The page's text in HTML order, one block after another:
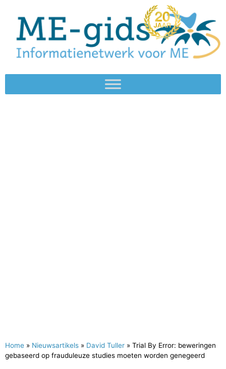
Home » Nieuwsartikels » David Tuller » Trial By Error: beweringen
gebaseerd op frauduleuze studies moeten worden genegeerd